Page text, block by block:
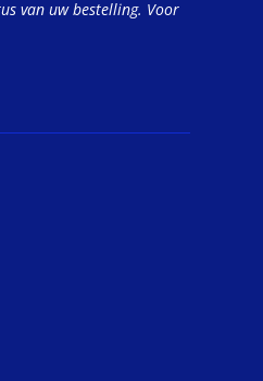
van uw bestelling. Voor